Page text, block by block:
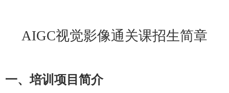
AIGC视觉影像通关课招生简章
一、培训项目简介